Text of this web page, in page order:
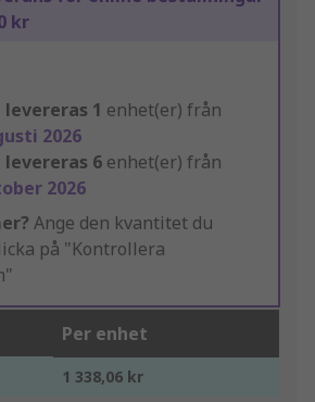
kr
levereras 1 enhet(er) från
2026
levereras 6 enhet(er) från
2026
Ange den kvantitet du
på "Kontrollera
Per enhet
1 338,06 kr